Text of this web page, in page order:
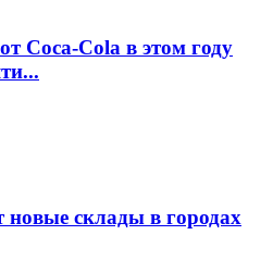
Coca-Cola в этом году
новые склады в городах